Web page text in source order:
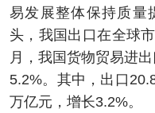
易发展整体保持质量
头，我国出口在全球
月，我国货物贸易进
5.2%。其中，出口
万亿元，增长3.2%。